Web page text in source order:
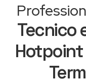
Tecnico
Hotpoint